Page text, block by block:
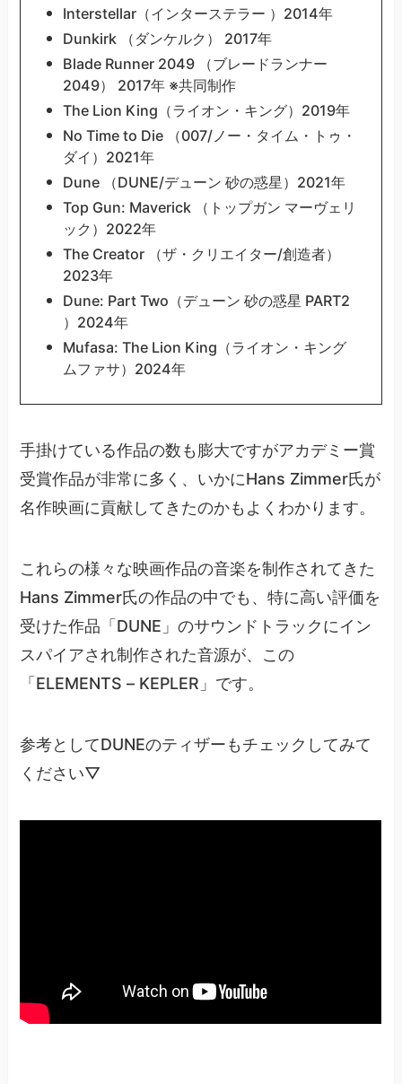
Interstellar（インターステラー ）2014年
Dunkirk （ダンケルク） 2017年
Blade Runner 2049 （ブレードランナー
2049） 2017年 ※共同制作
The Lion King（ライオン・キング）2019年
No Time to Die （007/ノー・タイム・トゥ・
ダイ）2021年
Dune （DUNE/デューン 砂の惑星）2021年
Top Gun: Maverick （トップガン マーヴェリ
ック）2022年
The Creator （ザ・クリエイター/創造者）
2023年
Dune: Part Two（デューン 砂の惑星 PART2
）2024年
Mufasa: The Lion King（ライオン・キング
ムファサ）2024年
手掛けている作品の数も膨大ですがアカデミー賞
受賞作品が非常に多く、いかにHans Zimmer氏が
名作映画に貢献してきたのかもよくわかります。
これらの様々な映画作品の音楽を制作されてきた
Hans Zimmer氏の作品の中でも、特に高い評価を
受けた作品「DUNE」のサウンドトラックにイン
スパイアされ制作された音源が、この
「ELEMENTS – KEPLER」です。
参考としてDUNEのティザーもチェックしてみて
ください▽